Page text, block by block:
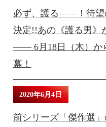
必ず、護る――！待望
決定!!あの《護る男》
―― 6月18日（木）か
幕！
2020年6月4日
前シリーズ「傑作選